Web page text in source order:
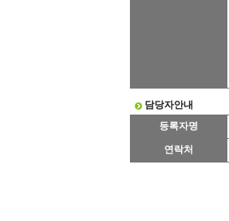
담당자안내
등록자명
연락처